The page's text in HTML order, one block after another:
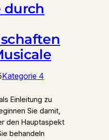
durch
Kategorie 4
Einleitung zu
Sie damit,
den Hauptaspekt
behandeln